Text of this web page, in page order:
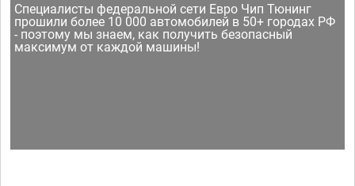
Специалисты федеральной сети Евро Чип Тюнинг
прошили более 10 000 автомобилей в 50+ городах РФ
- поэтому мы знаем, как получить безопасный
максимум от каждой машины!